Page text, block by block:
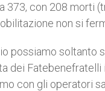
373, con 208 morti
non si
possiamo soltanto
dei Fatebenefratelli
con gli operatori